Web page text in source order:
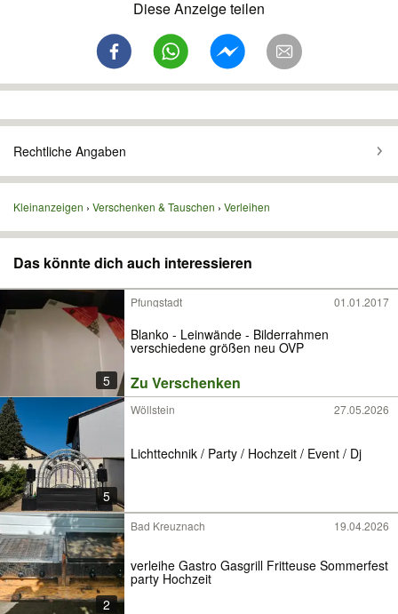
Diese Anzeige teilen
Rechtliche Angaben
Kleinanzeigen Verschenken & Tauschen Verleihen
Das könnte dich auch interessieren
5
Pfungstadt 01.01.2017
Blanko - Leinwände - Bilderrahmen
verschiedene größen neu OVP
Zu Verschenken
5
Wöllstein 27.05.2026
Lichttechnik / Party / Hochzeit / Event / Dj
2
Bad Kreuznach 19.04.2026
verleihe Gastro Gasgrill Fritteuse Sommerfest
party Hochzeit